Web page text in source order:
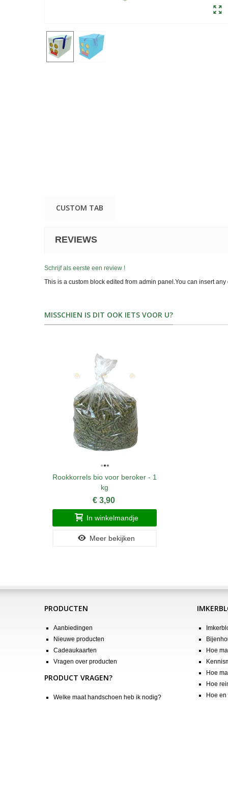
CUSTOM TAB
REVIEWS
Schrijf als eerste een review !
This is a custom block edited from admin panel.You can insert any
MISSCHIEN IS DIT OOK IETS VOOR U?
Rookkorrels bio voor beroker - 1
kg
€ 3,90
In winkelmandje
Meer bekijken
PRODUCTEN
Aanbiedingen
Nieuwe producten
Cadeaukaarten
Vragen over producten
PRODUCT VRAGEN?
Welke maat handschoen heb ik nodig?
Hoe
Hoe
Hoe
Hoe